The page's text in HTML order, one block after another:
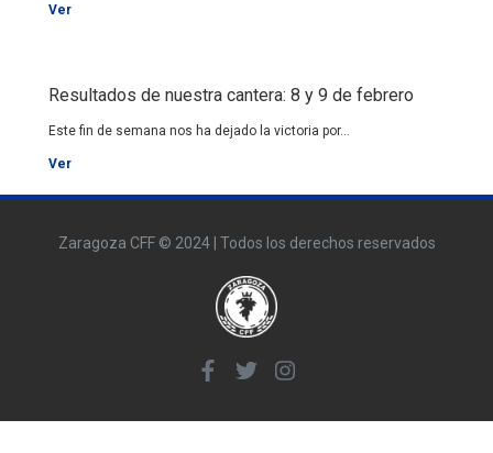
Ver
Resultados de nuestra cantera: 8 y 9 de febrero
Este fin de semana nos ha dejado la victoria por...
Ver
Zaragoza CFF © 2024 | Todos los derechos reservados